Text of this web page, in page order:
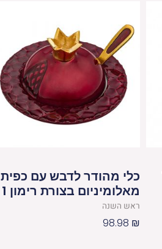
כלי מהודר לדבש עם כפית
מאלומיניום בצורת רימון 1
ראש השנה
98.98 ₪